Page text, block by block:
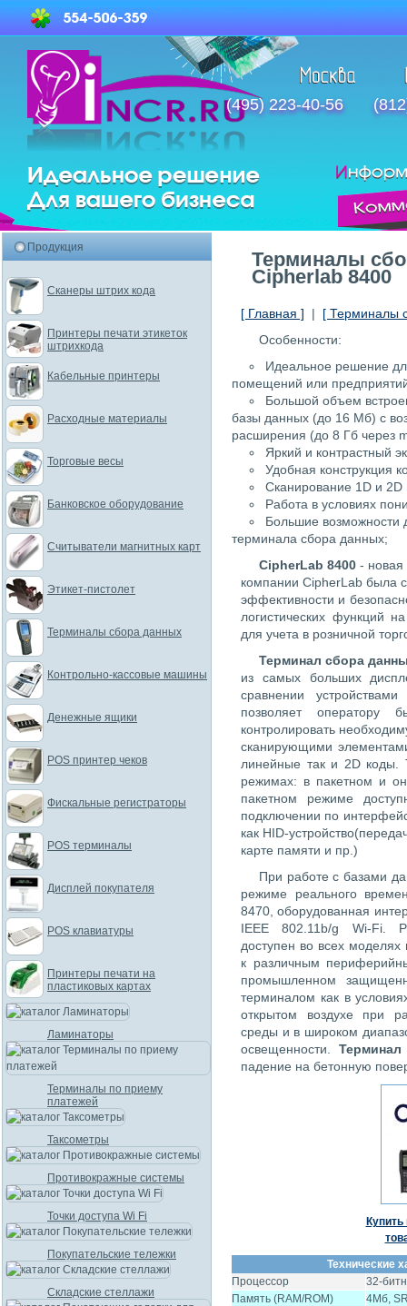
(495) 223-40-56
Терминалы
Cipherlab 8400
[ Главная ] | [ Терминалы
Особенности:
Идеальное решение
помещений или
Большой объем
базы данных (до 16 Мб) с
расширения (до 8 Гб через
Яркий и контрастный
Удобная конструкция
Сканирование 1D и 2D
Работа в условиях
Большие возможности
терминала сбора данных;
CipherLab 8400 -
компании CipherLab была
эффективности и
логистических функций
для учета в розничной
Терминал сбора
из самых больших
сравнении
позволяет оператору
контролировать
сканирующими
линейные так и 2D коды.
режимах: в пакетном и
пакетном режиме
подключении по
как HID-
карте памяти и пр.)
При работе с базами
режиме реального
8470, оборудованная
IEEE 802.11b/g Wi-Fi.
доступен во всех
к различным
промышленном
терминалом как в
открытом воздухе при
среды и в широком
освещенности.
падение на бетонную
Технические
Процессор
32-
Память (RAM/ROM)
4Мб,
Продукция
Сканеры штрих кода
Принтеры печати этикеток
штрихкода
Кабельные принтеры
Расходные материалы
Торговые весы
Банковское оборудование
Считыватели магнитных карт
Этикет-пистолет
Терминалы сбора данных
Контрольно-кассовые машины
Денежные ящики
POS принтер чеков
Фискальные регистраторы
POS терминалы
Дисплей покупателя
POS клавиатуры
Принтеры печати на
пластиковых картах
Ламинаторы
Терминалы по приему
платежей
Таксометры
Противокражные системы
Точки доступа Wi Fi
Покупательские тележки
Складские стеллажи